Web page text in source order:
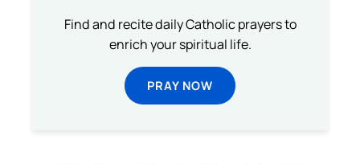
Find and recite daily Catholic prayers to
enrich your spiritual life.
PRAY NOW